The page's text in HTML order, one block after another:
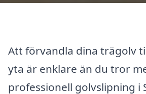
Att förvandla dina trägolv
yta är enklare än du tror
professionell golvslipning i